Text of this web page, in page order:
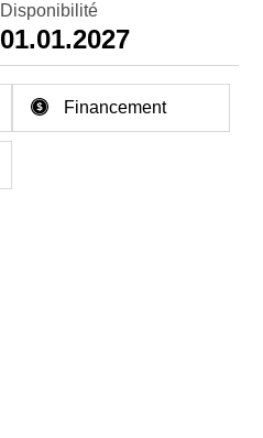
Disponibilité
01.01.2027
Financement